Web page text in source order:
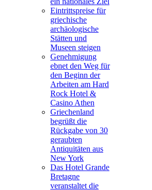
Eintrittspreise für
griechische
archäologische
Stätten und
Museen steigen
Genehmigung
ebnet den Weg für
den Beginn der
Arbeiten am Hard
Rock Hotel &
Casino Athen
Griechenland
begrüßt die
Rückgabe von 30
geraubten
Antiquitäten aus
New York
Das Hotel Grande
Bretagne
veranstaltet die